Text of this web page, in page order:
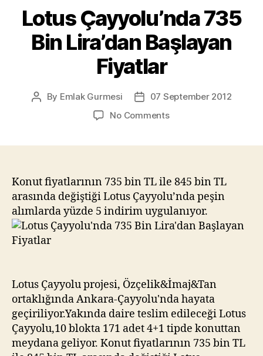
Lotus Çayyolu’nda 735
Bin Lira’dan Başlayan
Fiyatlar
Post
By Emlak Gurmesi
Post07 September 2012
No Commentson
Lira’dan
Başlayan
Fiyatlar
Konut fiyatlarının 735 bin TL ile 845 bin TL
arasında değiştiği Lotus Çayyolu’nda peşin
alımlarda yüzde 5 indirim uygulanıyor.
Lotus Çayyolu projesi, Özçelik&İmaj&Tan
ortaklığında Ankara-Çayyolu'nda hayata
geçiriliyor.Yakında daire teslim edileceği Lotus
Çayyolu,10 blokta 171 adet 4+1 tipde konuttan
meydana geliyor. Konut fiyatlarının 735 bin TL